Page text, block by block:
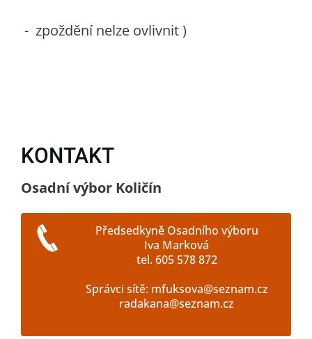
- zpoždění nelze ovlivnit )
KONTAKT
Osadní výbor Količín
Předsedkyně Osadního výboru
Iva Marková
tel. 605 578 872
Správci sítě: mfuksova@seznam.cz
radakana@seznam.cz